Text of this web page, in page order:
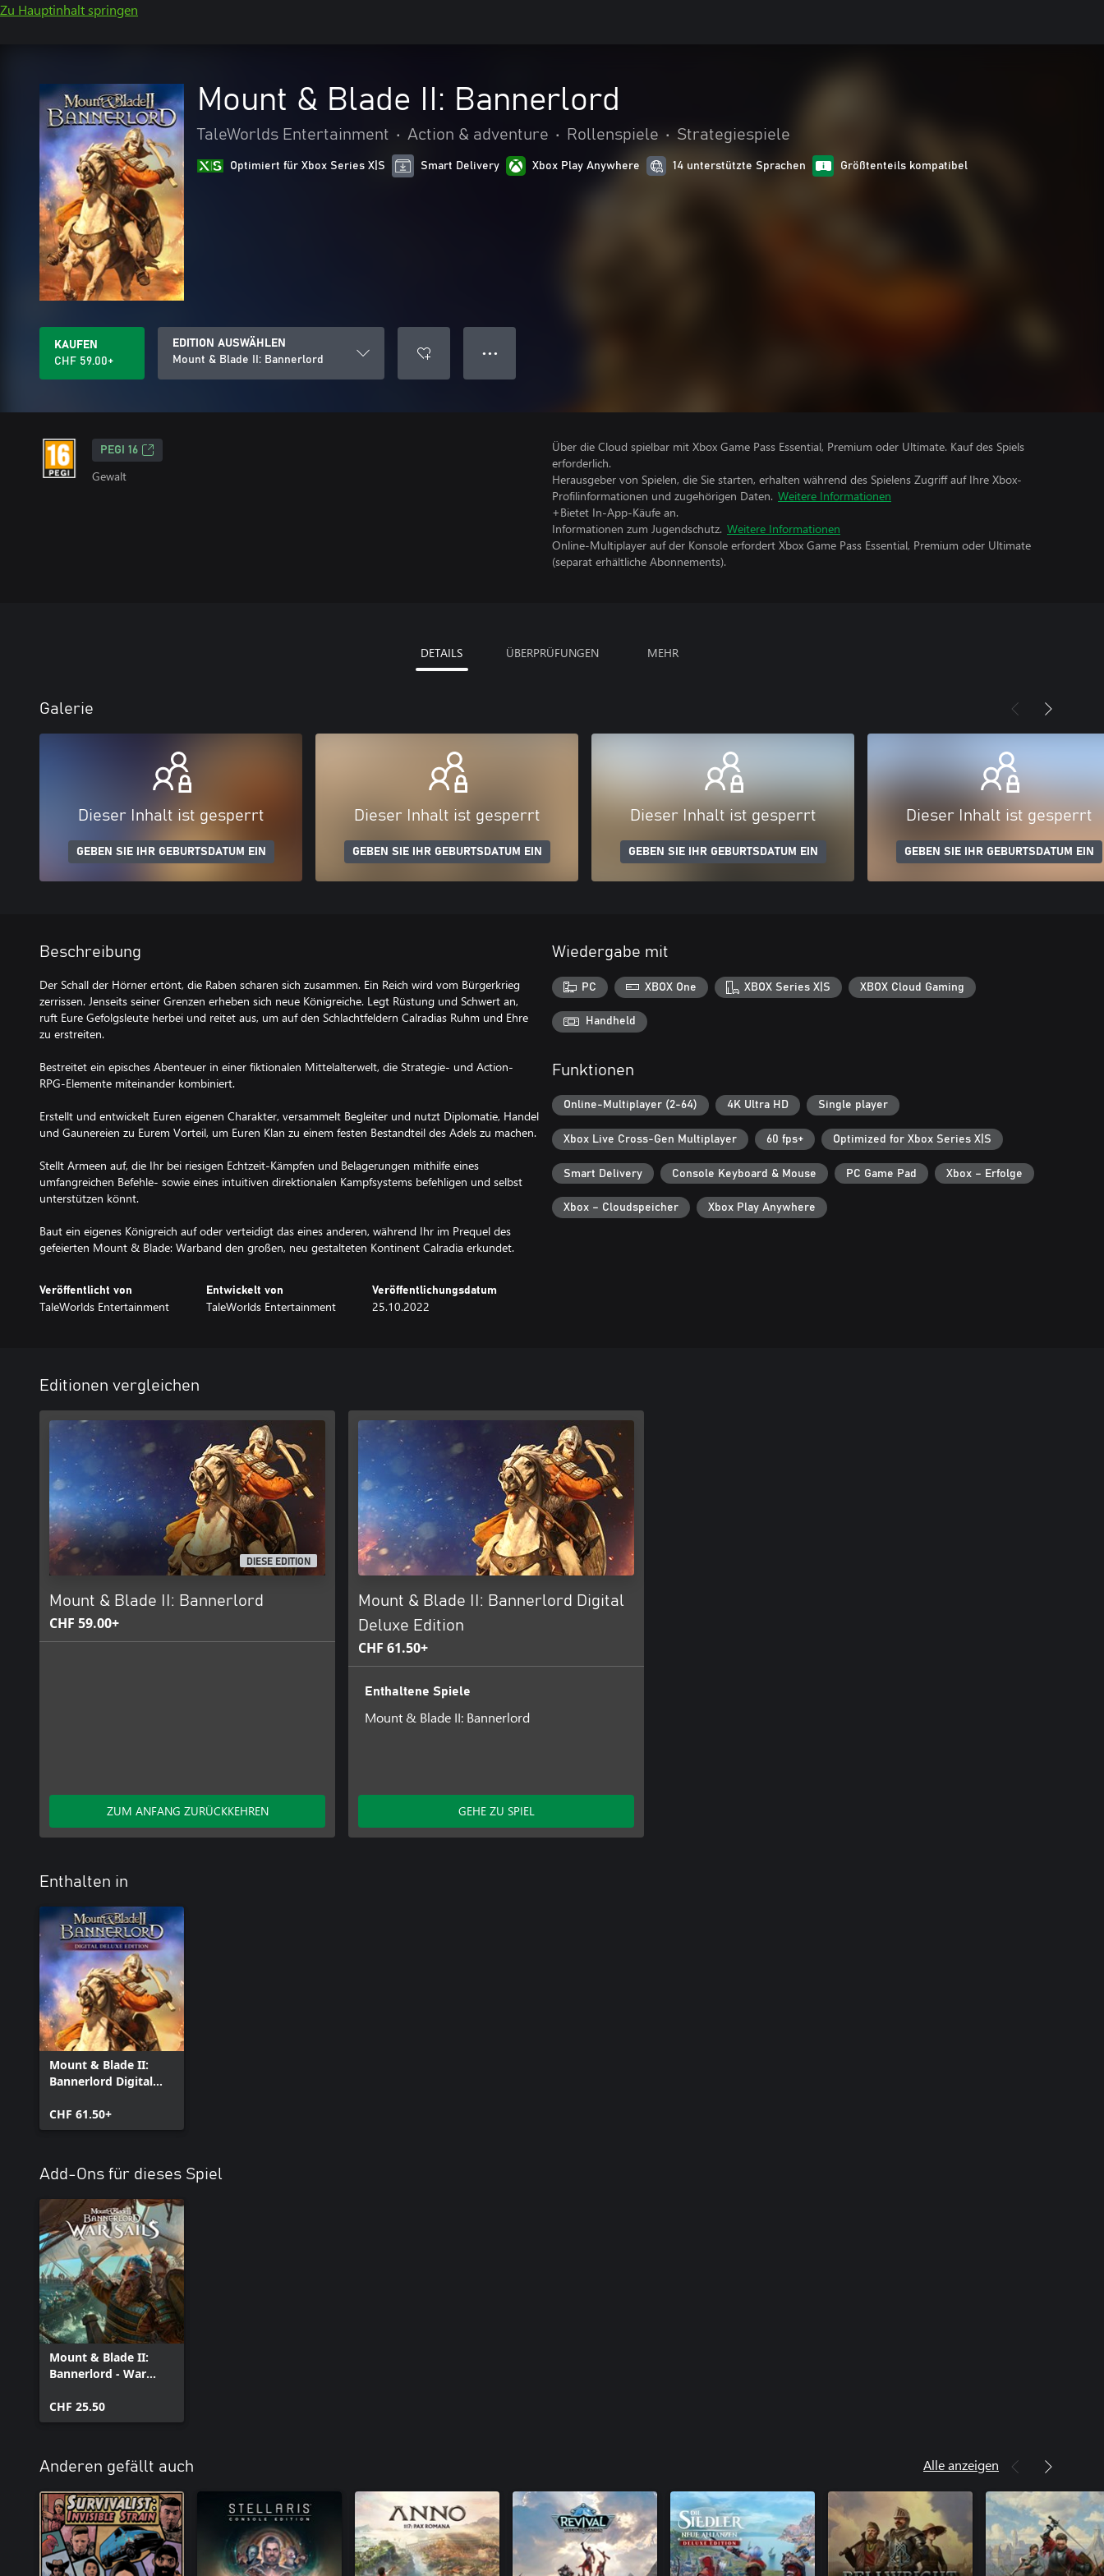
Zu Hauptinhalt springen
Mount & Blade II: Bannerlord
TaleWorlds Entertainment • Action & adventure • Rollenspiele • Strategiespiele
Optimiert für Xbox Series X|S Smart Delivery Xbox Play Anywhere 14 unterstützte Sprachen Größtenteils kompatibel
KAUFEN
CHF 59.00+
EDITION AUSWÄHLEN
Mount & Blade II: Bannerlord
● ● ●
PEGI 16
Gewalt
Über die Cloud spielbar mit Xbox Game Pass Essential, Premium oder Ultimate. Kauf des Spiels
erforderlich.
Herausgeber von Spielen, die Sie starten, erhalten während des Spielens Zugriff auf Ihre Xbox-
Profilinformationen und zugehörigen Daten. Weitere Informationen
+Bietet In-App-Käufe an.
Informationen zum Jugendschutz. Weitere Informationen
Online-Multiplayer auf der Konsole erfordert Xbox Game Pass Essential, Premium oder Ultimate
(separat erhältliche Abonnements).
DETAILS ÜBERPRÜFUNGEN MEHR
Galerie
Dieser Inhalt ist gesperrt
GEBEN SIE IHR GEBURTSDATUM EIN
Dieser Inhalt ist gesperrt
GEBEN SIE IHR GEBURTSDATUM EIN
Dieser Inhalt ist gesperrt
GEBEN SIE IHR GEBURTSDATUM EIN
Dieser Inhalt ist gesperrt
GEBEN SIE IHR GEBURTSDATUM EIN
Beschreibung
Der Schall der Hörner ertönt, die Raben scharen sich zusammen. Ein Reich wird vom Bürgerkrieg
zerrissen. Jenseits seiner Grenzen erheben sich neue Königreiche. Legt Rüstung und Schwert an,
ruft Eure Gefolgsleute herbei und reitet aus, um auf den Schlachtfeldern Calradias Ruhm und Ehre
zu erstreiten.
Bestreitet ein episches Abenteuer in einer fiktionalen Mittelalterwelt, die Strategie- und Action-
RPG-Elemente miteinander kombiniert.
Erstellt und entwickelt Euren eigenen Charakter, versammelt Begleiter und nutzt Diplomatie, Handel
und Gaunereien zu Eurem Vorteil, um Euren Klan zu einem festen Bestandteil des Adels zu machen.
Stellt Armeen auf, die Ihr bei riesigen Echtzeit-Kämpfen und Belagerungen mithilfe eines
umfangreichen Befehle- sowie eines intuitiven direktionalen Kampfsystems befehligen und selbst
unterstützen könnt.
Baut ein eigenes Königreich auf oder verteidigt das eines anderen, während Ihr im Prequel des
gefeierten Mount & Blade: Warband den großen, neu gestalteten Kontinent Calradia erkundet.
Veröffentlicht von
TaleWorlds Entertainment
Entwickelt von
TaleWorlds Entertainment
Veröffentlichungsdatum
25.10.2022
Wiedergabe mit
PC XBOX One XBOX Series X|S XBOX Cloud Gaming
Handheld
Funktionen
Online-Multiplayer (2-64) 4K Ultra HD Single player
Xbox Live Cross-Gen Multiplayer 60 fps+ Optimized for Xbox Series X|S
Smart Delivery Console Keyboard & Mouse PC Game Pad Xbox – Erfolge
Xbox – Cloudspeicher Xbox Play Anywhere
Editionen vergleichen
DIESE EDITION
Mount & Blade II: Bannerlord
CHF 59.00+
ZUM ANFANG ZURÜCKKEHREN
Mount & Blade II: Bannerlord Digital
Deluxe Edition
CHF 61.50+
Enthaltene Spiele
Mount & Blade II: Bannerlord
GEHE ZU SPIEL
Enthalten in
Mount & Blade II:
Bannerlord Digital
CHF 61.50+
Add-Ons für dieses Spiel
Mount & Blade II:
Bannerlord - War
CHF 25.50
Anderen gefällt auch Alle anzeigen